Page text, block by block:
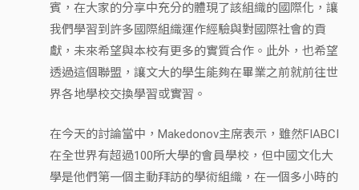
賓，在大家的分享中充分的體現了該組織的國際化，讓
我們學習到許多國際組織運作經驗與對國際社會的貢
獻，未來希望與本校有更多的實質合作。此外，也希望
透過這個聯盟，讓文大的學生能夠在畢業之前就前往世
界各地學校交換學習或實習。
在今天的討論當中，Makedonov主席表示，雖然FIABCI
在全世界有超過100所大學的會員學校，但中國文化大
學是他們第一個主動拜訪的學術組織，在一個多小時的